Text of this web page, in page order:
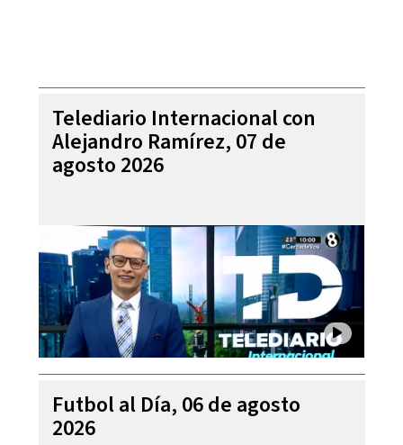
Telediario Internacional con
Alejandro Ramírez, 07 de
agosto 2026
Futbol al Día, 06 de agosto
2026